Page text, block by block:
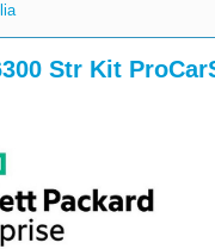
Str Kit